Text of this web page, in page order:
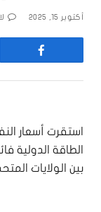
أكتوبر 15, 2025
استقرت أسعار
بين الولايات